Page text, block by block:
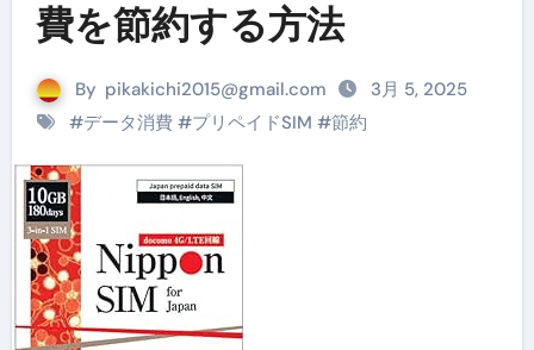
費を節約する方法
By pikakichi2015@gmail.com
3月 5, 2025
#データ消費#プリペイドSIM #節約